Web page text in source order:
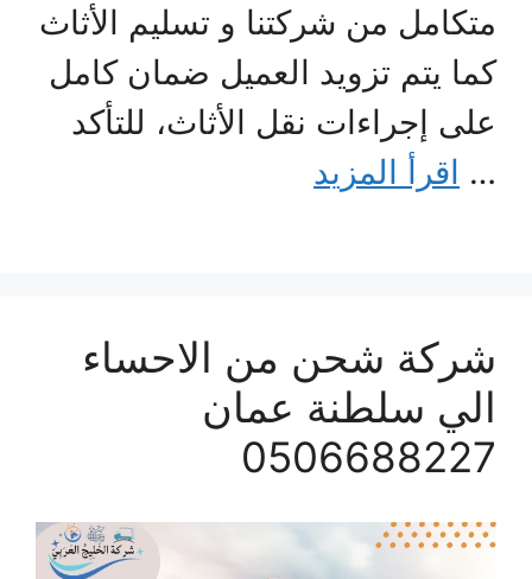
متكامل من شركتنا و تسليم الأثاث
كما يتم تزويد العميل ضمان كامل
على إجراءات نقل الأثاث، للتأكد
… اقرأ المزيد
شركة شحن من الاحساء
الي سلطنة عمان
0506688227